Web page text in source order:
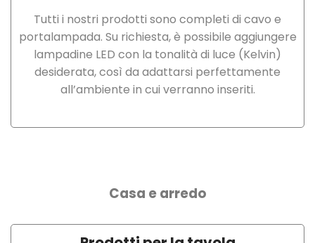
Tutti i nostri prodotti sono completi di cavo e
portalampada. Su richiesta, è possibile aggiungere
lampadine LED con la tonalità di luce (Kelvin)
desiderata, così da adattarsi perfettamente
all’ambiente in cui verranno inseriti.
Casa e arredo